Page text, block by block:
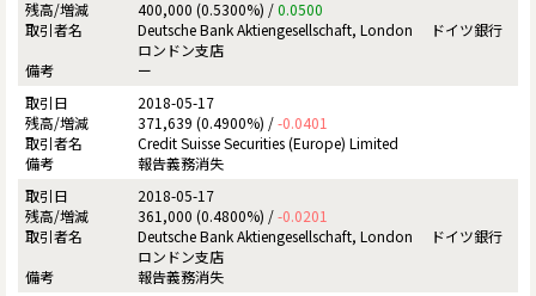
400,000 (0.5300%) /0.0500
Deutsche Bank Aktiengesellschaft, London ドイツ銀行
ロンドン支店
ー
2018-05-17
371,639 (0.4900%) /-0.0401
Credit Suisse Securities (Europe) Limited
報告義務消失
2018-05-17
361,000 (0.4800%) /-0.0201
Deutsche Bank Aktiengesellschaft, London ドイツ銀行
ロンドン支店
報告義務消失